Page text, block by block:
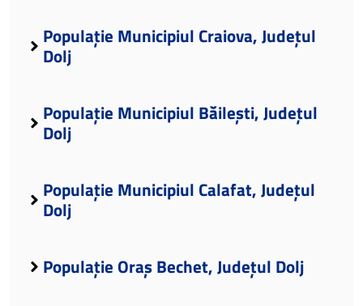
Populație Municipiul Craiova, Județul
Dolj
Populație Municipiul Băilești, Județul
Dolj
Populație Municipiul Calafat, Județul
Dolj
Populație Oraș Bechet, Județul Dolj